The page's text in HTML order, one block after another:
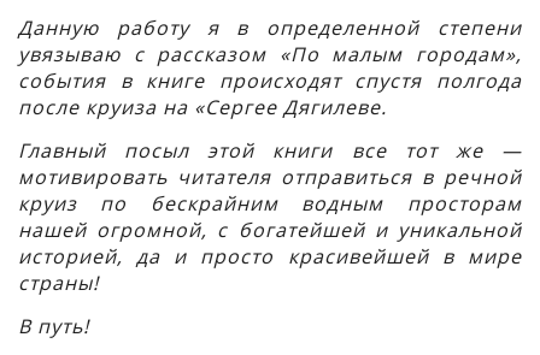
Данную работу я в определенной степени
увязываю с рассказом «По малым городам»,
события в книге происходят спустя полгода
после круиза на «Сергее Дягилеве.
Главный посыл этой книги все тот же —
мотивировать читателя отправиться в речной
круиз по бескрайним водным просторам
нашей огромной, с богатейшей и уникальной
историей, да и просто красивейшей в мире
страны!
В путь!